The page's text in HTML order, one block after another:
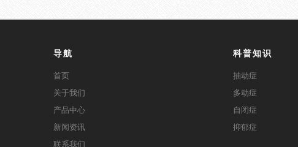
导航
首页
关于我们
产品中心
新闻资讯
联系我们
科普知识
抽动症
多动症
自闭症
抑郁症